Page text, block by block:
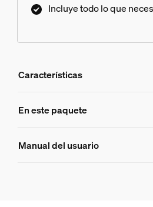
Incluye todo lo que
Características
Características
8719514872622
En este paquete
Manual del usuario